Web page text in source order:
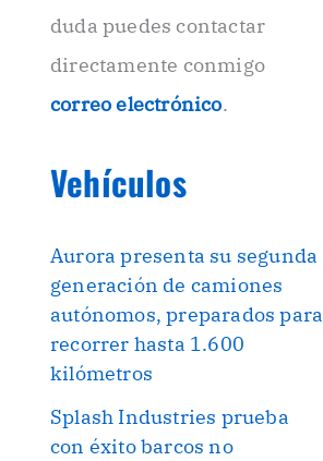
duda puedes contactar
directamente conmigo
correo electrónico.
Vehículos
Aurora presenta su segunda
generación de camiones
autónomos, preparados para
recorrer hasta 1.600
kilómetros
Splash Industries prueba
con éxito barcos no